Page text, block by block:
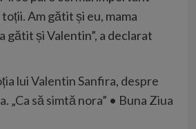
Am gătit și eu, mama
gătit și Valentin”, a declarat
lui Valentin Sanfira, despre
„Ca să simtă nora” • Buna Ziua